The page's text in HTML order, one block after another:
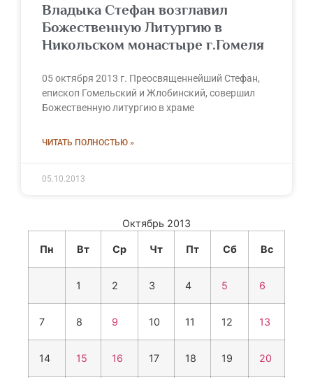
Владыка Стефан возглавил
Божественную Литургию в
Никольском монастыре г.Гомеля
05 октября 2013 г. Преосвященнейший Стефан,
епископ Гомельский и Жлобинский, совершил
Божественную литургию в храме
ЧИТАТЬ ПОЛНОСТЬЮ »
05.10.2013
Октябрь 2013
Пн Вт Ср Чт Пт Сб Вс
1 2 3 4 5 6
7 8 9 10 11 12 13
14 15 16 17 18 19 20